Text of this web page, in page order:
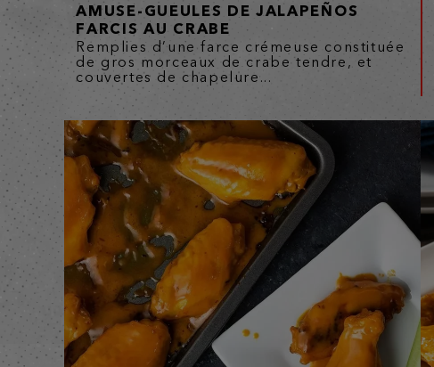
AMUSE-GUEULES DE JALAPEÑOS
FARCIS AU CRABE
Remplies d’une farce crémeuse constituée
de gros morceaux de crabe tendre, et
couvertes de chapelure...